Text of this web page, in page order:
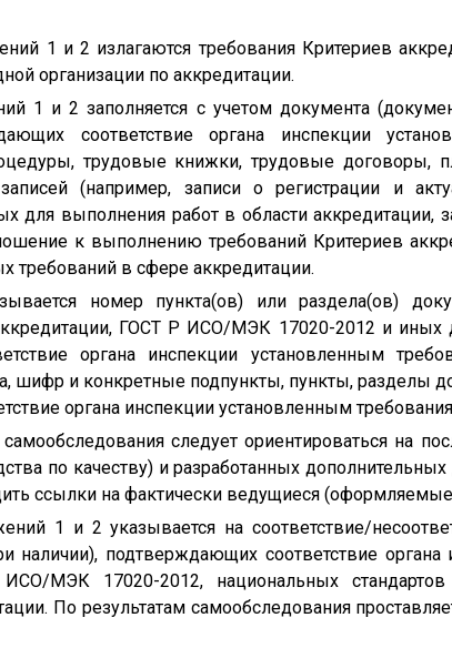
1 и 2 излагаются требования Критериев
организации по аккредитации.
1 и 2 заполняется с учетом документа
соответствие органа инспекции
трудовые книжки, трудовые договоры,
(например, записи о регистрации и
для выполнения работ в области аккредитации,
к выполнению требований Критериев
требований в сфере аккредитации.
номер пункта(ов) или раздела(ов)
ГОСТ Р ИСО/МЭК 17020-2012 и иных
органа инспекции установленным
шифр и конкретные подпункты, пункты, разделы
органа инспекции установленным
следует ориентироваться на
по качеству) и разработанных
ссылки на фактически ведущиеся
1 и 2 указывается на соответствие/
наличии), подтверждающих соответствие
МЭК 17020-2012, национальных
По результатам самообследования